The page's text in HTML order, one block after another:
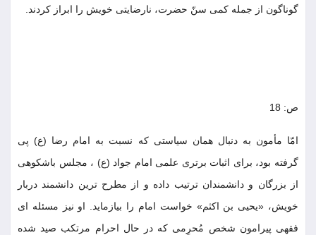
گوناگون از جمله كمى سنّ حضرت، نارضايتى خويش را ابراز كردند.
ص: 18
امّا مأمون به دنبال همان سياستى كه نسبت به امام رضا (ع) پى
گرفته بود، براى اثبات برترى علمى امام جواد (ع) ، مجلس باشكوهى
از بزرگان و دانشمندان ترتيب داده و از مطرح ترين دانشمند دربار
خويش، «يحيى بن اكثم» خواست امام را بيازمايد. او نيز مسئله اى
فقهى پيرامون شخص مُحرِمى كه در حال احرام مرتكب صيد شده